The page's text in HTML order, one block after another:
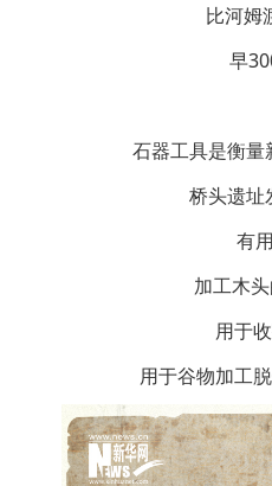
比河姆
早
石器工具是衡量
桥头遗址
有用
加工木头
用于收
用于谷物加工脱